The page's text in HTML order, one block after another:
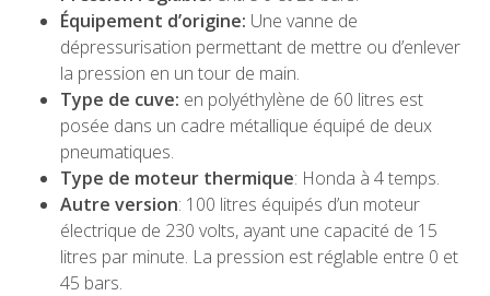
Équipement d’origine: Une vanne de
dépressurisation permettant de mettre ou d’enlever
la pression en un tour de main.
Type de cuve: en polyéthylène de 60 litres est
posée dans un cadre métallique équipé de deux
pneumatiques.
Type de moteur thermique: Honda à 4 temps.
Autre version: 100 litres équipés d’un moteur
électrique de 230 volts, ayant une capacité de 15
litres par minute. La pression est réglable entre 0 et
45 bars.